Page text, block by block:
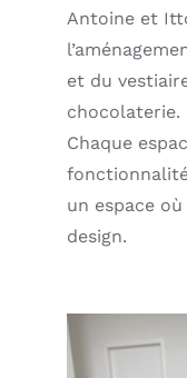
Antoine et
et du
chocolaterie.
Chaque
un espace
design.